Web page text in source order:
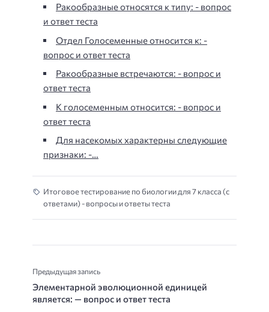
Ракообразные относятся к типу: - вопрос
и ответ теста
Отдел Голосеменные относится к: -
вопрос и ответ теста
Ракообразные встречаются: - вопрос и
ответ теста
К голосеменным относится: - вопрос и
ответ теста
Для насекомых характерны следующие
признаки: -…
Итоговое тестирование по биологии для 7 класса (с
ответами) - вопросы и ответы теста
Предыдущая запись
Элементарной эволюционной единицей
является: — вопрос и ответ теста